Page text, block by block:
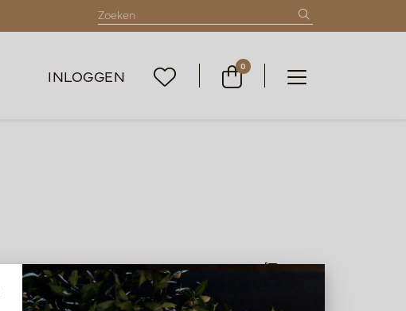
INLOGGEN 0
Lijst